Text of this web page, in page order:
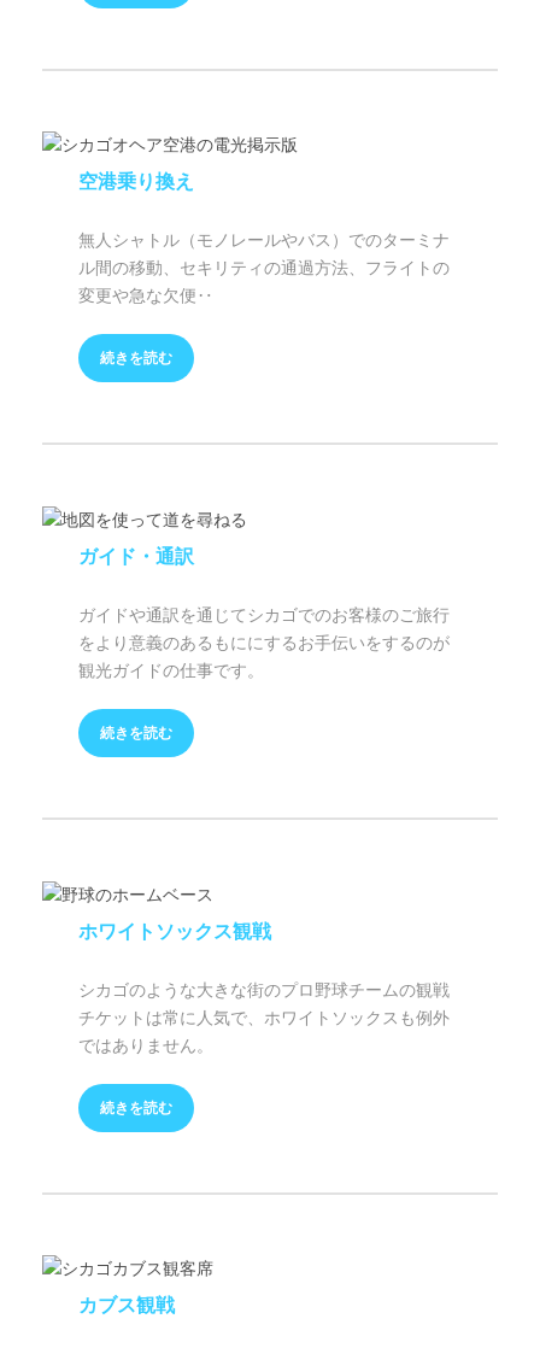
空港乗り換え
無人シャトル（モノレールやバス）でのターミナ
ル間の移動、セキリティの通過方法、フライトの
変更や急な欠便‥
続きを読む
ガイド・通訳
ガイドや通訳を通じてシカゴでのお客様のご旅行
をより意義のあるもににするお手伝いをするのが
観光ガイドの仕事です。
続きを読む
ホワイトソックス観戦
シカゴのような大きな街のプロ野球チームの観戦
チケットは常に人気で、ホワイトソックスも例外
ではありません。
続きを読む
カブス観戦